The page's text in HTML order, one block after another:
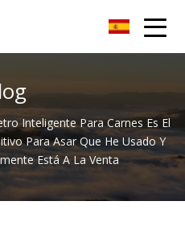
Inteligente Para Carnes Es El
Para Asar Que He Usado Y
Está A La Venta